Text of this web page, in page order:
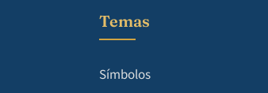
Temas
Símbolos